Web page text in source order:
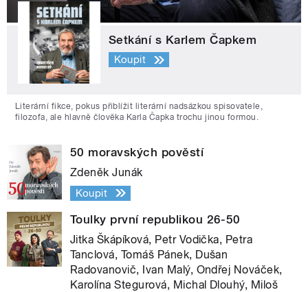
Setkání s Karlem Čapkem
Koupit
Literární fikce, pokus přiblížit literární nadsázkou spisovatele,
filozofa, ale hlavně člověka Karla Čapka trochu jinou formou.
50 moravských pověstí
Zdeněk Junák
Koupit
Toulky první republikou 26-50
Jitka Škápíková, Petr Vodička, Petra
Tanclová, Tomáš Pánek, Dušan
Radovanovič, Ivan Malý, Ondřej Nováček,
Karolína Stegurová, Michal Dlouhý, Miloš